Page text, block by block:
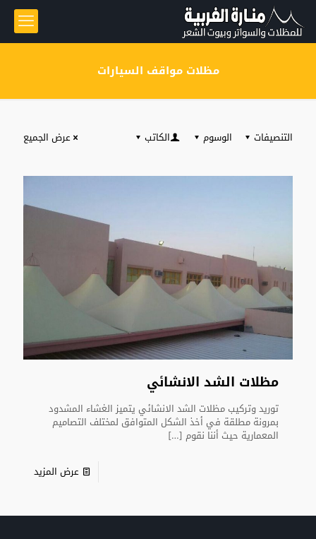
مظلات مواقف السيارات
التنصيفات الوسوم الكاتب عرض الجميع
مظلات الشد الانشائي
توريد وتركيب مظلات الشد الانشائي يتميز الغشاء المشدود
بمرونة مطلقة في أخذ الشكل المتوافق لمختلف التصاميم
المعمارية حيث أننا نقوم […]
عرض المزيد